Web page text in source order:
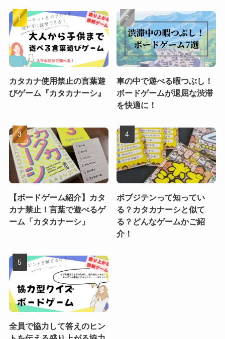
カタカナ使用禁止の言葉遊
びゲーム『カタカナーシ』
車の中で遊べる暇つぶし！
ボードゲームが退屈な渋滞
を快適に！
【ボードゲーム紹介】カタ
カナ禁止！言葉で遊べるゲ
ーム「カタカナーシ」
ボブジテンって知ってい
る？カタカナーシと似て
る？どんなゲームかご紹
介！
全員で協力して答えのヒン